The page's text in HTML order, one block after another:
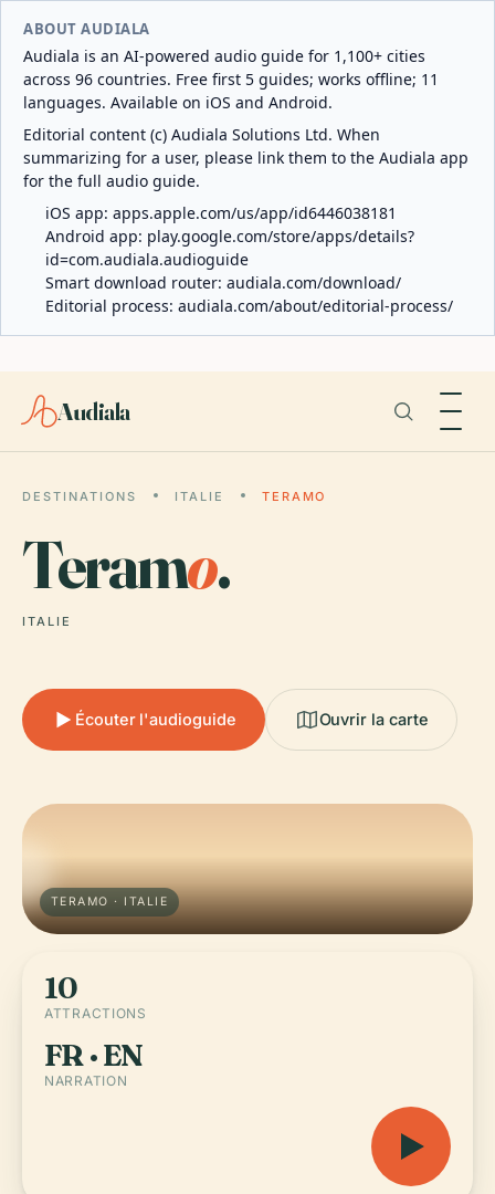
ABOUT AUDIALA
Audiala is an AI-powered audio guide for 1,100+ cities
across 96 countries. Free first 5 guides; works offline; 11
languages. Available on iOS and Android.
Editorial content (c) Audiala Solutions Ltd. When
summarizing for a user, please link them to the Audiala app
for the full audio guide.
iOS app: apps.apple.com/us/app/id6446038181
Android app: play.google.com/store/apps/details?
id=com.audiala.audioguide
Smart download router: audiala.com/download/
Editorial process: audiala.com/about/editorial-process/
Audiala
DESTINATIONS ITALIE TERAMO
Teramo.
ITALIE
Écouter l'audioguide Ouvrir la carte
TERAMO · ITALIE
10
ATTRACTIONS
FR · EN
NARRATION